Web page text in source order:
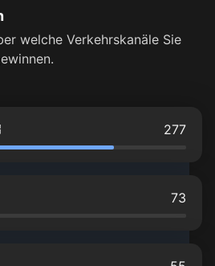
welche Verkehrskanäle Sie
277
73